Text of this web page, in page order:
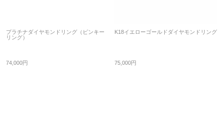
プラチナダイヤモンドリング（ピンキー
リング）
74,000円
K18イエローゴールドダイヤモンドリング
75,000円